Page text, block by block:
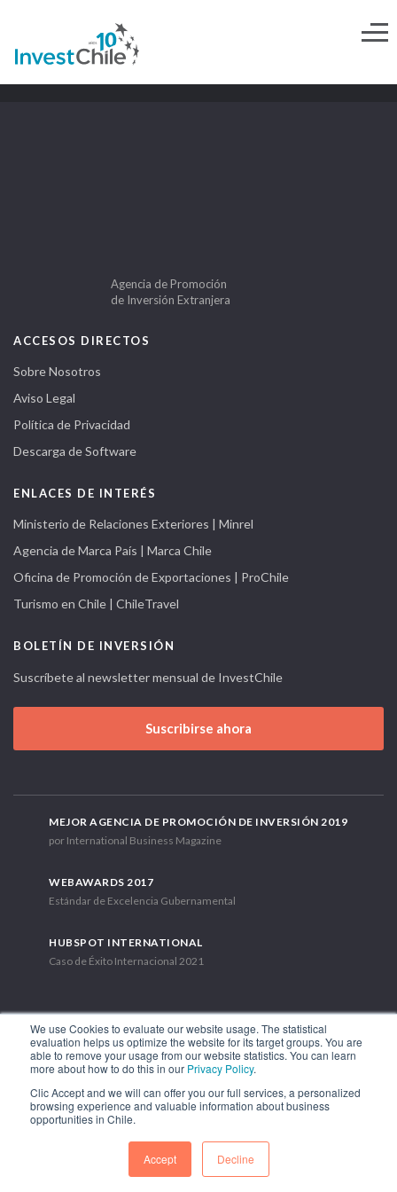
We use Cookies to evaluate our website usage. The statistical
evaluation helps us optimize the website for its target groups. You are
able to remove your usage from our website statistics. You can learn
more about how to do this in our Privacy Policy.
Clic Accept and we will can offer you our full services, a personalized
browsing experience and valuable information about business
opportunities in Chile.
Accept Decline
Agencia de Promoción
de Inversión Extranjera
ACCESOS DIRECTOS
Sobre Nosotros
Aviso Legal
Política de Privacidad
Descarga de Software
ENLACES DE INTERÉS
Ministerio de Relaciones Exteriores | Minrel
Agencia de Marca País | Marca Chile
Oficina de Promoción de Exportaciones | ProChile
Turismo en Chile | ChileTravel
BOLETÍN DE INVERSIÓN
Suscríbete al newsletter mensual de InvestChile
Suscribirse ahora
MEJOR AGENCIA DE PROMOCIÓN DE INVERSIÓN 2019
por International Business Magazine
WEBAWARDS 2017
Estándar de Excelencia Gubernamental
HUBSPOT INTERNATIONAL
Caso de Éxito Internacional 2021
Av. Libertador Bernardo O'Higgins 1449, Torre 7, Piso 15. Santiago,
Teléfono: (56-2) 2663 9211
SÍGUENOS